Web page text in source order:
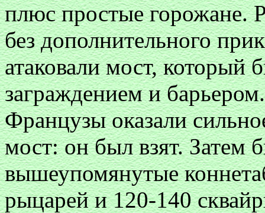
плюс простые горожане.
без дополнительного
атаковали мост, который
заграждением и
Французы оказали
мост: он был взят. Затем
вышеупомянутые
рыцарей и 120-140